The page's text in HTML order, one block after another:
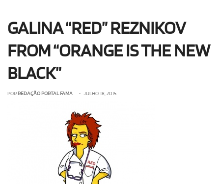
OLHA ISSO! EU QUERO!
GALINA “RED” REZNIKOV
FROM “ORANGE IS THE NEW
BLACK”
POR REDAÇÃO PORTAL FAMA • JULHO 18, 2015